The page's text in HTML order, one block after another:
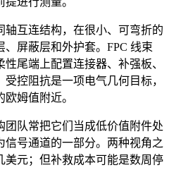
互连结构，在很小、可弯折的
屏蔽层和外护套。FPC 线束
尾端上配置连接器、补强板、
控阻抗是一项电气几何目标，
姆值附近。
队常把它们当成低价值附件处
信号通道的一部分。两种视角之
美元；但补救成本可能是数周停